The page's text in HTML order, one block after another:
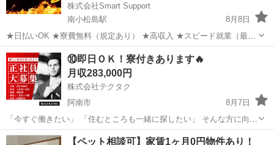
株式会社Smart Support
南小松島駅
8月8日
★日払いOK ★寮費無料（規定あり） ★高収入 ★スピード就業（最短
翌日） ■ お仕事例 ・半導体部品のマシンオペレーター ・自動車の組
立や部品の加工 ・電子部品の検査 ・化粧品の梱包や仕分け ...
徳島 小松島市 南小松島駅 工場 未経験
⑩即日ＯＫ！寮付きあります🔥
月収283,000円
株式会社テクタク
阿南市
8月7日
「今すぐ働きたい」 「住むところも一緒に探したい」 そんな方に向け
たお仕事をご紹介しています。 ◆ こんな方におすすめ ・すぐに働き
徳島 阿南市 未経験
【ペット相談可】家賃1ヶ月0円物件あり！